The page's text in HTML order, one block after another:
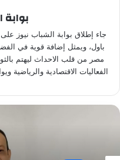
جاء إطلاق بوابة الشباب نيوز
باول، ويمثل إضافة قوية في
مصر من قلب الاحداث ليهتم
الفعاليات الاقتصادية والرياضية